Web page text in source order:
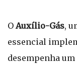
OAuxílio-Gás,
essencial
desempenha